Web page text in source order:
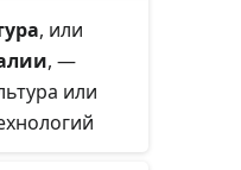
, или
, —
или